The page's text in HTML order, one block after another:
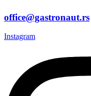
office@gastronaut.rs
Instagram